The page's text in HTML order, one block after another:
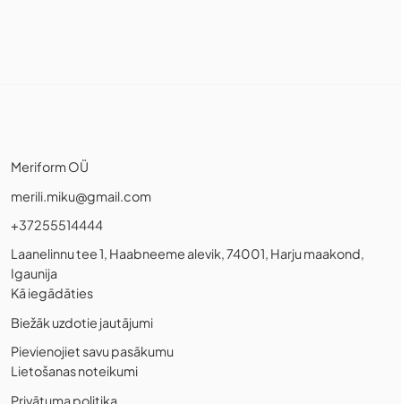
Meriform OÜ
merili.miku@gmail.com
+37255514444
Laanelinnu tee 1, Haabneeme alevik, 74001, Harju maakond,
Igaunija
Kā iegādāties
Biežāk uzdotie jautājumi
Pievienojiet savu pasākumu
Lietošanas noteikumi
Privātuma politika